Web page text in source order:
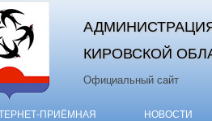
КИРОВСКОЙ
Официальный сайт
ПРИЁМНАЯ НОВОСТИ